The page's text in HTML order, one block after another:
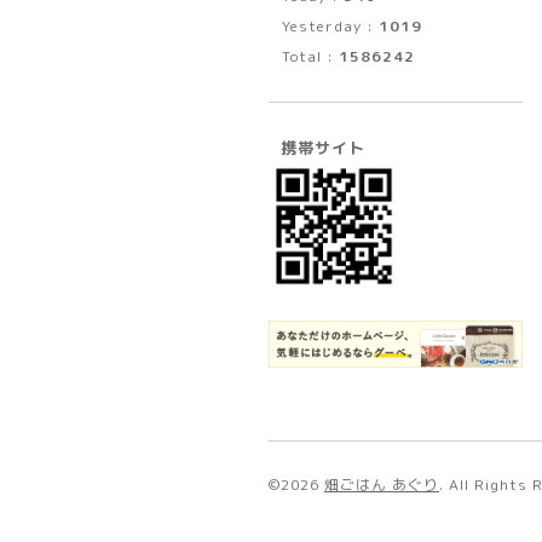
Yesterday : 1019
Total : 1586242
携帯サイト
©2026 畑ごはん あぐり . All Rights